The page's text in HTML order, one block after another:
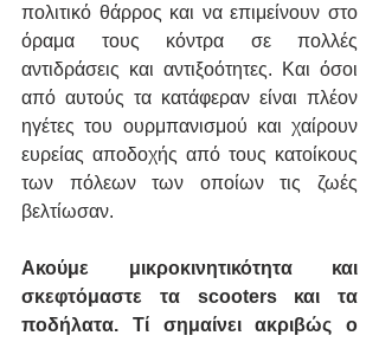
πολιτικό θάρρος και να επιμείνουν στο
όραμα τους κόντρα σε πολλές
αντιδράσεις και αντιξοότητες. Και όσοι
από αυτούς τα κατάφεραν είναι πλέον
ηγέτες του ουρμπανισμού και χαίρουν
ευρείας αποδοχής από τους κατοίκους
των πόλεων των οποίων τις ζωές
βελτίωσαν.
Ακούμε μικροκινητικότητα και
σκεφτόμαστε τα scooters και τα
ποδήλατα. Τί σημαίνει ακριβώς ο